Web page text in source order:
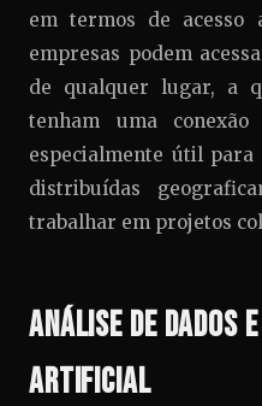
em termos de acesso
empresas podem
de qualquer lugar, a
tenham uma
especialmente útil para
distribuídas
trabalhar em projetos
Análise de Dados
Artificial